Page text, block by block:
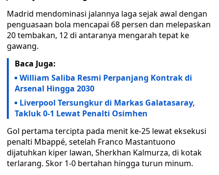
Madrid mendominasi jalannya laga sejak awal dengan
penguasaan bola mencapai 68 persen dan melepaskan
20 tembakan, 12 di antaranya mengarah tepat ke
gawang.
Baca Juga:
William Saliba Resmi Perpanjang Kontrak di
Arsenal Hingga 2030
Liverpool Tersungkur di Markas Galatasaray,
Takluk 0-1 Lewat Penalti Osimhen
Gol pertama tercipta pada menit ke-25 lewat eksekusi
penalti Mbappé, setelah Franco Mastantuono
dijatuhkan kiper lawan, Sherkhan Kalmurza, di kotak
terlarang. Skor 1-0 bertahan hingga turun minum.